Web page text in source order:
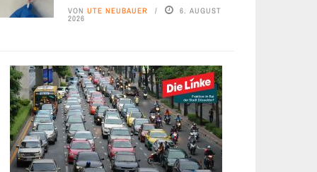
VON UTE NEUBAUER 6. AUGUST
2026